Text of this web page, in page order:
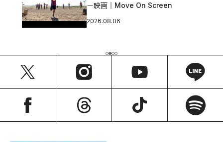
ー映画｜Move On Screen
2026.08.06